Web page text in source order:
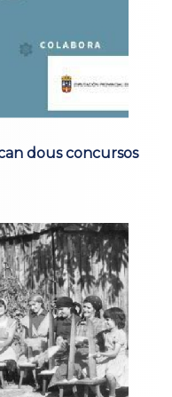
dous concursos